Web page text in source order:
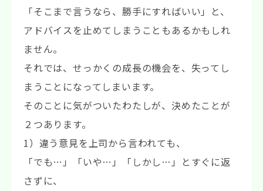
「そこまで言うなら、勝手にすればいい」と、
アドバイスを止めてしまうこともあるかもしれ
ません。
それでは、せっかくの成長の機会を、失ってし
まうことになってしまいます。
そのことに気がついたわたしが、決めたことが
２つあります。
1）違う意見を上司から言われても、
「でも…」「いや…」「しかし…」とすぐに返
さずに、